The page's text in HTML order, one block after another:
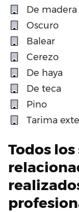
De madera
Oscuro
Balear
Cerezo
De haya
De teca
Pino
Tarima
Todos